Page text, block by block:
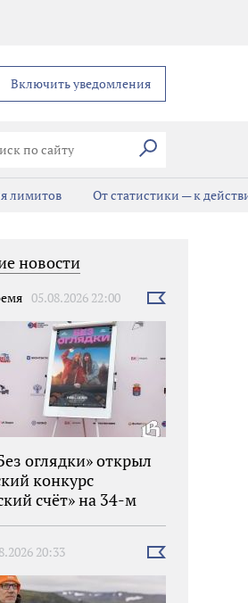
Включить уведомления
Искать
лимитов От статистики — к
новости
05.08.2026 22:00
Выбрать
оглядки» открыл
конкурс
счёт» на 34-м
20:33
Выбрать